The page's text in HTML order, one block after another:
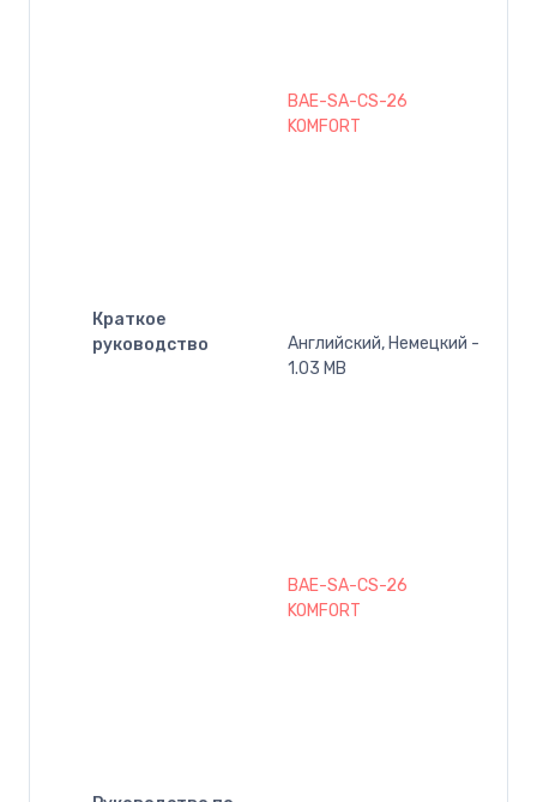
Краткое
руководство
BAE-SA-CS-26
KOMFORT
Английский, Немецкий -
1.03 MB
BAE-SA-CS-26
KOMFORT